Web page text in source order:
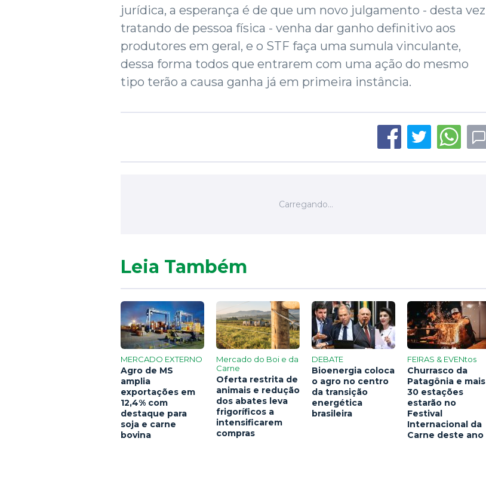
jurídica, a esperança é de que um novo julgamento - desta vez
tratando de pessoa física - venha dar ganho definitivo aos
produtores em geral, e o STF faça uma sumula vinculante,
dessa forma todos que entrarem com uma ação do mesmo
tipo terão a causa ganha já em primeira instância.
Leia Também
MERCADO EXTERNO
Agro de MS
amplia
exportações em
12,4% com
destaque para
soja e carne
bovina
Mercado do Boi e da
Carne
Oferta restrita de
animais e redução
dos abates leva
frigoríficos a
intensificarem
compras
DEBATE
Bioenergia coloca
o agro no centro
da transição
energética
brasileira
FEIRAS & EVENtos
Churrasco da
Patagônia e mais
30 estações
estarão no
Festival
Internacional da
Carne deste ano